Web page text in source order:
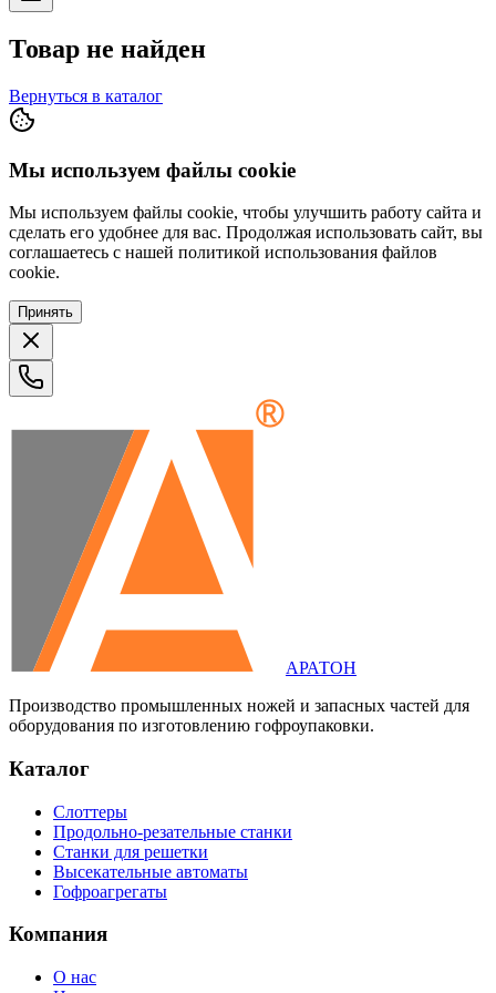
Товар не найден
Вернуться в каталог
Мы используем файлы cookie
Мы используем файлы cookie, чтобы улучшить работу сайта и
сделать его удобнее для вас. Продолжая использовать сайт, вы
соглашаетесь с нашей политикой использования файлов
cookie.
Принять
АРАТОН
Производство промышленных ножей и запасных частей для
оборудования по изготовлению гофроупаковки.
Каталог
Слоттеры
Продольно-резательные станки
Станки для решетки
Высекательные автоматы
Гофроагрегаты
Компания
О нас